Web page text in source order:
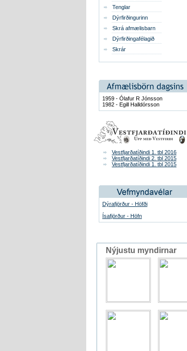
Tenglar
Dýrfirðingurinn
Skrá afmælisbarn
Dýrfirðingafélagið
Skrár
1959 - Ólafur R Jónsson
1982 - Egill Halldórsson
Vestfjarðatíðindi 1. tbl 2016
Vestfjarðatíðindi 2. tbl 2015
Vestfjarðatíðindi 1. tbl 2015
Dýrafjörður - Höfði
Ísafjörður - Höfn
Nýjustu myndirnar